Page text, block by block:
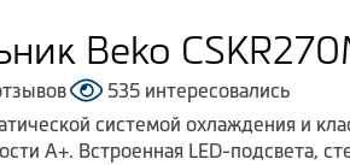
Beko
535 интересовались
системой охлаждения и
А+. Встроенная LED-подсвета,